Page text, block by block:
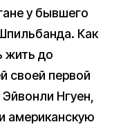
у бывшего
Как
жить до
своей первой
Нгуен,
американскую